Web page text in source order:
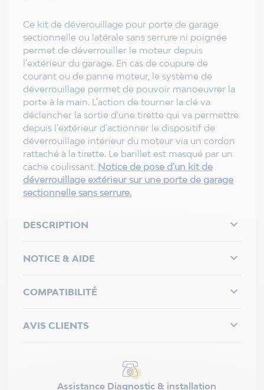
Ce kit de déverouillage pour porte de garage
sectionnelle ou latérale sans serrure ni poignée
permet de déverrouiller le moteur depuis
l'extérieur du garage. En cas de coupure de
courant ou de panne moteur, le système de
déverrouillage permet de pouvoir manoeuvrer la
porte à la main. L'action de tourner la clé va
déclencher la sortie d'une tirette qui va permettre
depuis l'extérieur d'actionner le dispositif de
déverrouillage intérieur du moteur via un cordon
rattaché à la tirette. Le barillet est masqué par un
cache coulissant. Notice de pose d'un kit de
déverrouillage extérieur sur une porte de garage
sectionnelle sans serrure.
DESCRIPTION 
NOTICE & AIDE 
COMPATIBILITÉ 
AVIS CLIENTS 
Assistance Diagnostic & installation